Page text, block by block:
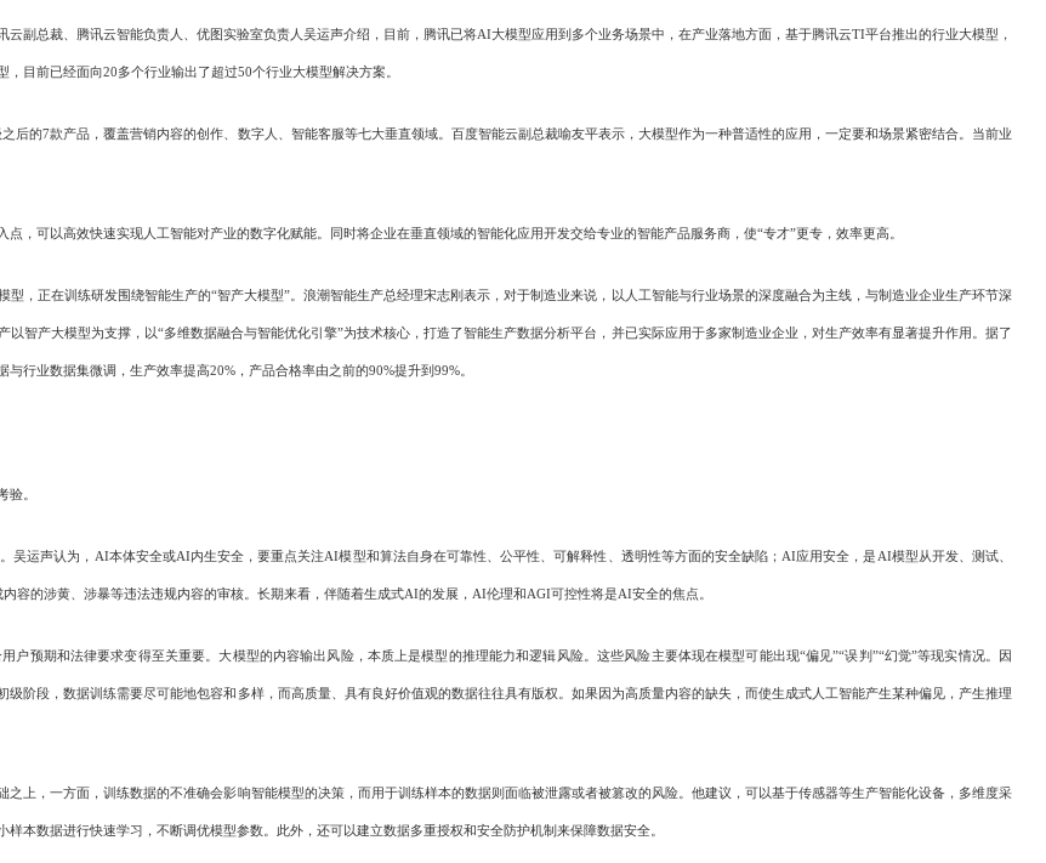
总裁、腾讯云智能负责人、优图实验室负责人吴运声介绍，目前，腾讯已将AI大模型应用到多个业务场景中，在产业落地方面，基于腾讯云TI平台推出的行业大模型，
目前已经面向20多个行业输出了超过50个行业大模型解决方案。
的7款产品，覆盖营销内容的创作、数字人、智能客服等七大垂直领域。百度智能云副总裁喻友平表示，大模型作为一种普适性的应用，一定要和场景紧密结合。当前业
可以高效快速实现人工智能对产业的数字化赋能。同时将企业在垂直领域的智能化应用开发交给专业的智能产品服务商，使“专才”更专，效率更高。
正在训练研发围绕智能生产的“智产大模型”。浪潮智能生产总经理宋志刚表示，对于制造业来说，以人工智能与行业场景的深度融合为主线，与制造业企业生产环节深
智产大模型为支撑，以“多维数据融合与智能优化引擎”为技术核心，打造了智能生产数据分析平台，并已实际应用于多家制造业企业，对生产效率有显著提升作用。据了
行业数据集微调，生产效率提高20%，产品合格率由之前的90%提升到99%。
。
声认为，AI本体安全或AI内生安全，要重点关注AI模型和算法自身在可靠性、公平性、可解释性、透明性等方面的安全缺陷；AI应用安全，是AI模型从开发、测试、
的涉黄、涉暴等违法违规内容的审核。长期来看，伴随着生成式AI的发展，AI伦理和AGI可控性将是AI安全的焦点。
期和法律要求变得至关重要。大模型的内容输出风险，本质上是模型的推理能力和逻辑风险。这些风险主要体现在模型可能出现“偏见”“误判”“幻觉”等现实情况。因
阶段，数据训练需要尽可能地包容和多样，而高质量、具有良好价值观的数据往往具有版权。如果因为高质量内容的缺失，而使生成式人工智能产生某种偏见，产生推理
，一方面，训练数据的不准确会影响智能模型的决策，而用于训练样本的数据则面临被泄露或者被篡改的风险。他建议，可以基于传感器等生产智能化设备，多维度采
本数据进行快速学习，不断调优模型参数。此外，还可以建立数据多重授权和安全防护机制来保障数据安全。